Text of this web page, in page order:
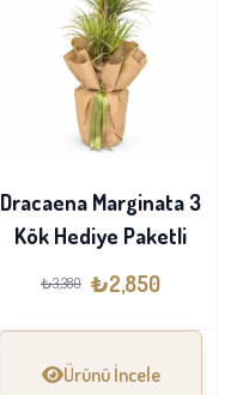
Dracaena Marginata 3
Kök Hediye Paketli
₺3,380 ₺2,850
Ürünü İncele